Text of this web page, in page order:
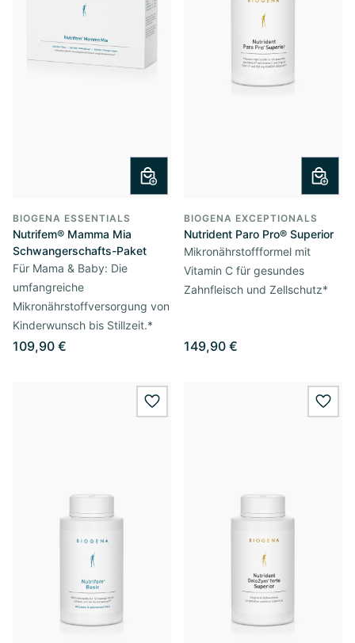
BIOGENA ESSENTIALS
Nutrifem® Mamma Mia
Schwangerschafts-Paket
Für Mama & Baby: Die
umfangreiche
Mikronährstoffversorgung von
Kinderwunsch bis Stillzeit.*
109,90 €
BIOGENA EXCEPTIONALS
Nutrident Paro Pro® Superior
Mikronährstoffformel mit
Vitamin C für gesundes
Zahnfleisch und Zellschutz*
149,90 €
wishlist.add